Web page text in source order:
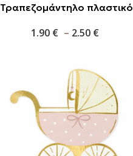
Τραπεζομάντηλο πλαστικό
1.90 € – 2.50 €